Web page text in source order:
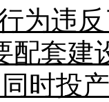
为违
配套建
时投